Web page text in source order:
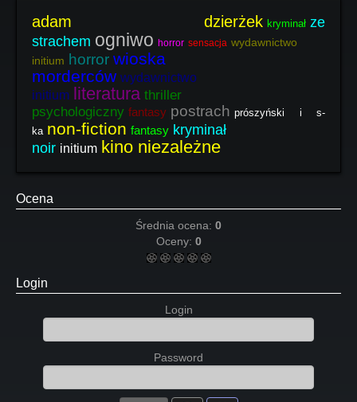
adam dzierżek kryminał ze
strachem ogniwo horror sensacja wydawnictwo
initium horror wioska
morderców wydawnictwo
initium literatura thriller
psychologiczny fantasy postrach prószyński i s-
ka non-fiction fantasy kryminał
noir initium kino niezależne
Ocena
Średnia ocena: 0
Oceny: 0
Login
Login
Password